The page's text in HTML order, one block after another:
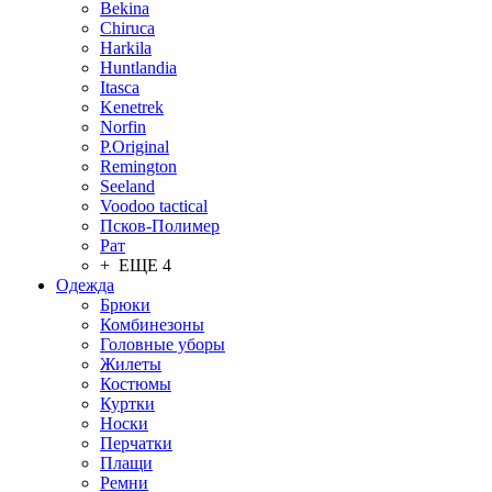
Bekina
Chiruсa
Harkila
Huntlandia
Itasca
Kenetrek
Norfin
P.Original
Remington
Seeland
Voodoo tactical
Псков-Полимер
Рат
+ ЕЩЕ 4
Одежда
Брюки
Комбинезоны
Головные уборы
Жилеты
Костюмы
Куртки
Носки
Перчатки
Плащи
Ремни